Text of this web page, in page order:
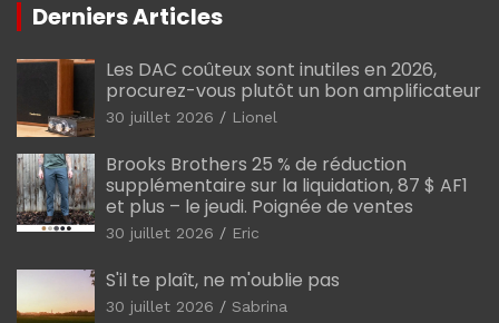
Derniers Articles
Les DAC coûteux sont inutiles en 2026,
procurez-vous plutôt un bon amplificateur
30 juillet 2026 Lionel
Brooks Brothers 25 % de réduction
supplémentaire sur la liquidation, 87 $ AF1
et plus – le jeudi. Poignée de ventes
30 juillet 2026 Eric
S'il te plaît, ne m'oublie pas
30 juillet 2026 Sabrina